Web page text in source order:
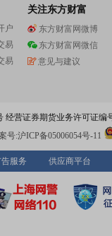
户
易
易
关注东方财富
东方财富网微博
东方财富网微信
意见与建议
营证券期货业务许可证编
号:沪ICP备05006054号-11
告服务 供应商平台